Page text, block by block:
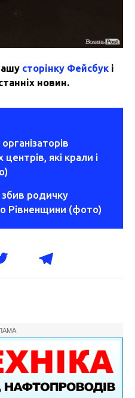
сторінку Фейсбук і
новин.
центрів, які крали і
родичку
Рівненщини (фото)